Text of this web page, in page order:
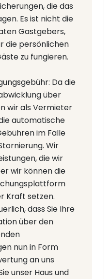
die das
Es ist nicht die
Gastgebers,
die persönlichen
zu fungieren.
Da die
über
wir als Vermieter
automatische
im Falle
Wir
die wir
wir können die
Kraft setzen.
dass Sie Ihre
über den
nun in Form
an uns
unser Haus und